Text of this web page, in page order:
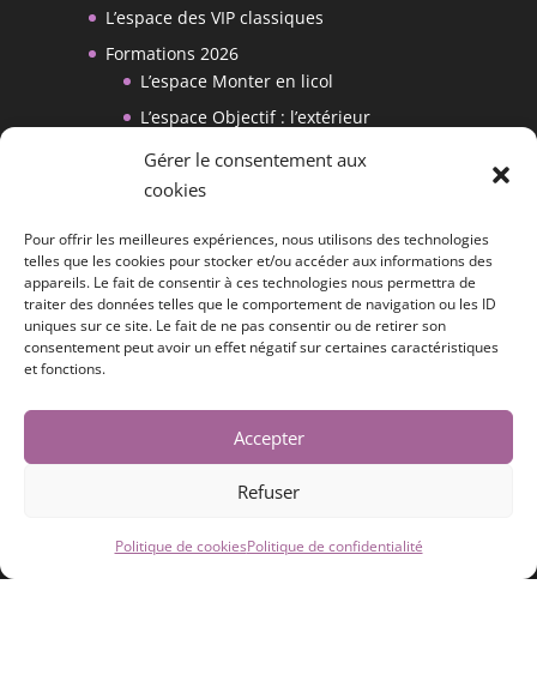
Gérer le consentement aux
cookies
Pour offrir les meilleures expériences, nous utilisons des technologies
telles que les cookies pour stocker et/ou accéder aux informations des
appareils. Le fait de consentir à ces technologies nous permettra de
traiter des données telles que le comportement de navigation ou les ID
uniques sur ce site. Le fait de ne pas consentir ou de retirer son
consentement peut avoir un effet négatif sur certaines caractéristiques
et fonctions.
Accepter
Refuser
Politique de cookiesPolitique de confidentialité
L’espace des VIP classiques
Formations 2026
L’espace Monter en licol
L’espace Objectif : l’extérieur
L’espace Vivre le Mountain Trail
L’espace Le van : mode d’emploi
Coachings pour les abonnées
Mon compte
Politique de cookies (UE)
Catégories du blog
Rubrique technique